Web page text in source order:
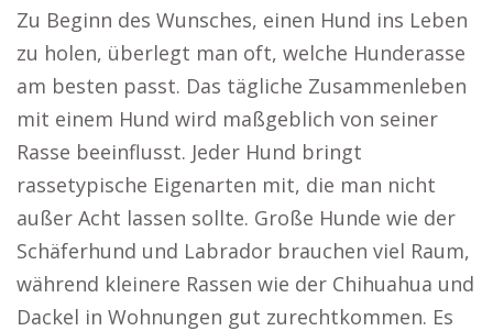
Zu Beginn des Wunsches, einen Hund ins Leben
zu holen, überlegt man oft, welche Hunderasse
am besten passt. Das tägliche Zusammenleben
mit einem Hund wird maßgeblich von seiner
Rasse beeinflusst. Jeder Hund bringt
rassetypische Eigenarten mit, die man nicht
außer Acht lassen sollte. Große Hunde wie der
Schäferhund und Labrador brauchen viel Raum,
während kleinere Rassen wie der Chihuahua und
Dackel in Wohnungen gut zurechtkommen. Es